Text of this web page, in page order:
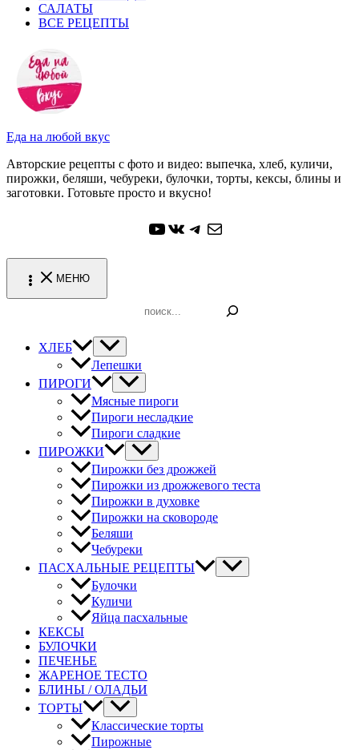
САЛАТЫ
ВСЕ РЕЦЕПТЫ
Еда на любой вкус
Авторские рецепты с фото и видео: выпечка, хлеб, куличи,
пирожки, беляши, чебуреки, булочки, торты, кексы, блины и
заготовки. Готовьте просто и вкусно!
YouTube
ВКонтакте
Telegram
Почта
МЕНЮ
ХЛЕБ
Лепешки
ПИРОГИ
Мясные пироги
Пироги несладкие
Пироги сладкие
ПИРОЖКИ
Пирожки без дрожжей
Пирожки из дрожжевого теста
Пирожки в духовке
Пирожки на сковороде
Беляши
Чебуреки
ПАСХАЛЬНЫЕ РЕЦЕПТЫ
Булочки
Куличи
Яйца пасхальные
КЕКСЫ
БУЛОЧКИ
ПЕЧЕНЬЕ
ЖАРЕНОЕ ТЕСТО
БЛИНЫ / ОЛАДЬИ
ТОРТЫ
Классические торты
Пирожные